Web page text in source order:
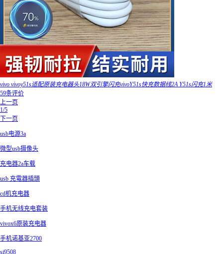
vivo vivoy51s适配原装充电器头18W双引擎闪充vivoY51s快充数据线2A Y51s闪充1米
59条评价
上一页
1/5
下一页
usb电源3a
微型usb摄像头
充电器2a车载
usb 充電器插頭
cd机充电器
手机无线充电套装
vivox6原装充电器
手机诺基亚2700
si9508